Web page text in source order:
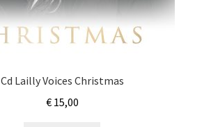
Cd Lailly Voices Christmas
€15,00